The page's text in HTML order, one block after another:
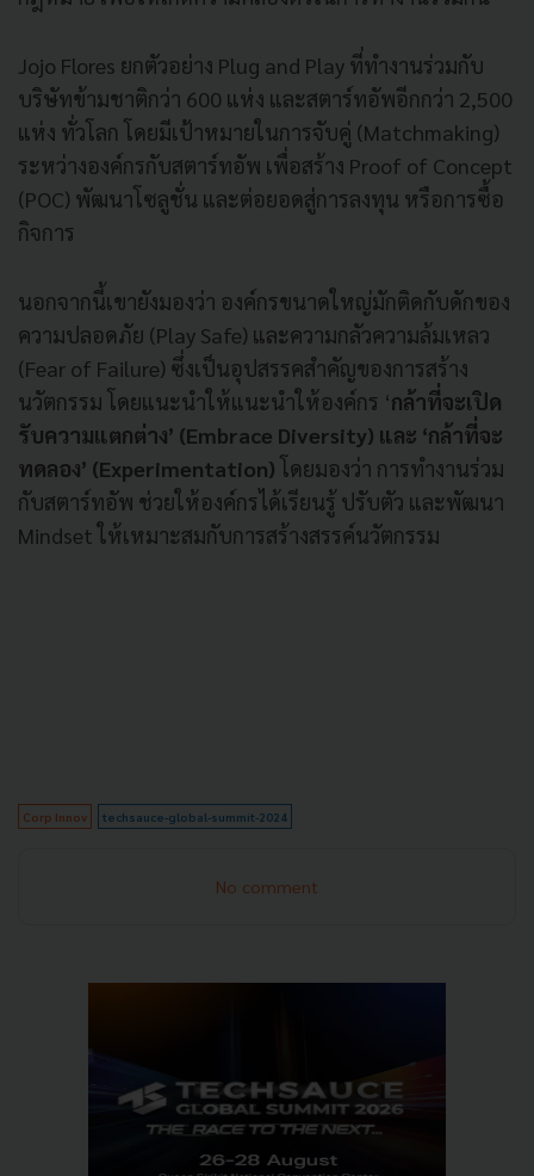
Jojo Flores ยกตัวอย่าง Plug and Play ที่ทำงานร่วมกับ
บริษัทข้ามชาติกว่า 600 แห่ง และสตาร์ทอัพอีกกว่า 2,500
แห่ง ทั่วโลก โดยมีเป้าหมายในการจับคู่ (Matchmaking)
ระหว่างองค์กรกับสตาร์ทอัพ เพื่อสร้าง Proof of Concept
(POC) พัฒนาโซลูชั่น และต่อยอดสู่การลงทุน หรือการซื้อ
กิจการ
นอกจากนี้เขายังมองว่า องค์กรขนาดใหญ่มักติดกับดักของ
ความปลอดภัย (Play Safe) และความกลัวความล้มเหลว
(Fear of Failure) ซึ่งเป็นอุปสรรคสำคัญของการสร้าง
นวัตกรรม โดยแนะนำให้แนะนำให้องค์กร ‘กล้าที่จะเปิด
รับความแตกต่าง’ (Embrace Diversity) และ ‘กล้าที่จะ
ทดลอง’ (Experimentation) โดยมองว่า การทำงานร่วม
กับสตาร์ทอัพ ช่วยให้องค์กรได้เรียนรู้ ปรับตัว และพัฒนา
Mindset ให้เหมาะสมกับการสร้างสรรค์นวัตกรรม
Corp Innov techsauce-global-summit-2024
No comment